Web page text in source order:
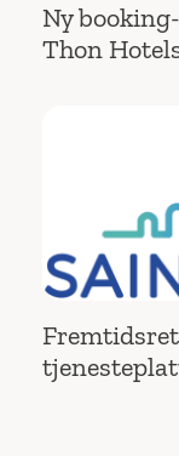
Ny
Thon